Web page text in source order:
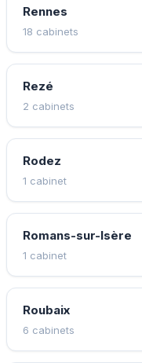
Rennes
18 cabinets
Rezé
2 cabinets
Rodez
1 cabinet
Romans-sur-Isère
1 cabinet
Roubaix
6 cabinets